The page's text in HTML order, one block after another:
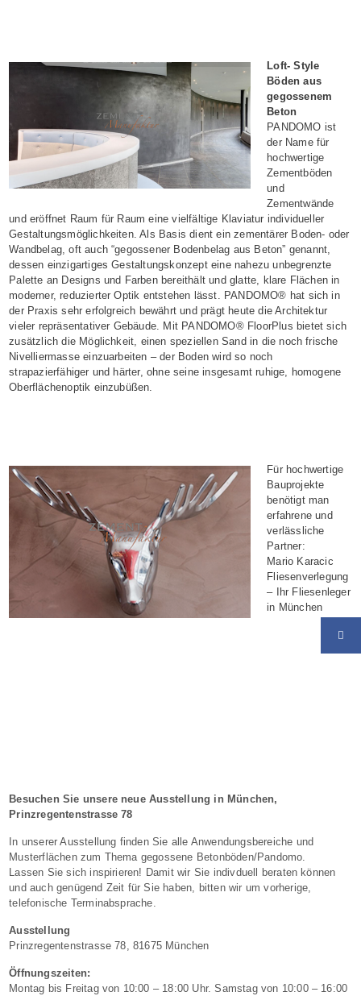
Loft- Style
Böden aus
gegossenem
Beton
PANDOMO ist
der Name für
hochwertige
Zementböden
und
Zementwände
und eröffnet Raum für Raum eine vielfältige Klaviatur individueller
Gestaltungsmöglichkeiten. Als Basis dient ein zementärer Boden- oder
Wandbelag, oft auch “gegossener Bodenbelag aus Beton” genannt,
dessen einzigartiges Gestaltungskonzept eine nahezu unbegrenzte
Palette an Designs und Farben bereithält und glatte, klare Flächen in
moderner, reduzierter Optik entstehen lässt. PANDOMO® hat sich in
der Praxis sehr erfolgreich bewährt und prägt heute die Architektur
vieler repräsentativer Gebäude. Mit PANDOMO® FloorPlus bietet sich
zusätzlich die Möglichkeit, einen speziellen Sand in die noch frische
Nivelliermasse einzuarbeiten – der Boden wird so noch
strapazierfähiger und härter, ohne seine insgesamt ruhige, homogene
Oberflächenoptik einzubüßen.
Für hochwertige
Bauprojekte
benötigt man
erfahrene und
verlässliche
Partner:
Mario Karacic
Fliesenverlegung
– Ihr Fliesenleger
in München
Besuchen Sie unsere neue Ausstellung in München,
Prinzregentenstrasse 78
In unserer Ausstellung finden Sie alle Anwendungsbereiche und
Musterflächen zum Thema gegossene Betonböden/Pandomo.
Lassen Sie sich inspirieren! Damit wir Sie indivduell beraten können
und auch genügend Zeit für Sie haben, bitten wir um vorherige,
telefonische Terminabsprache.
Ausstellung
Prinzregentenstrasse 78, 81675 München
Öffnungszeiten:
Montag bis Freitag von 10:00 – 18:00 Uhr. Samstag von 10:00 – 16:00